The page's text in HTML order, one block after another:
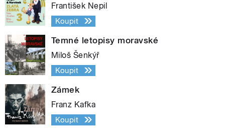
František Nepil
Koupit
Temné letopisy moravské
Miloš Šenkýř
Koupit
Zámek
Franz Kafka
Koupit